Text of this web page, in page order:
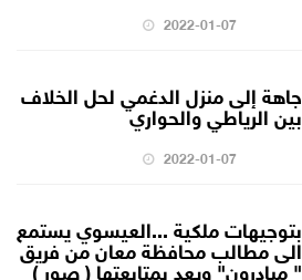
2022-01-07
جاهة إلى منزل الدغمي لحل الخلاف
بين الرياطي والحواري
2022-01-07
بتوجيهات ملكية ...العيسوي يستمع
الى مطالب محافظة معان من فريق
" مبادرون" ويعد بمتابعتها ( صور )